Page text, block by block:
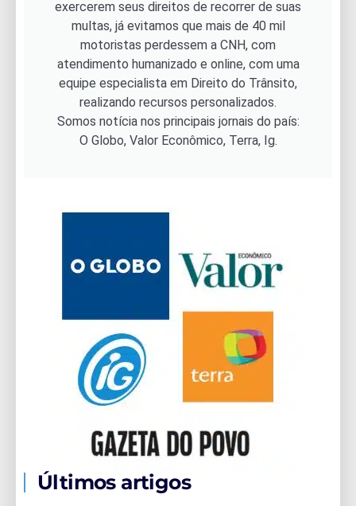
exercerem seus direitos de recorrer de suas
multas, já evitamos que mais de 40 mil
motoristas perdessem a CNH, com
atendimento humanizado e online, com uma
equipe especialista em Direito do Trânsito,
realizando recursos personalizados.
Somos notícia nos principais jornais do país:
O Globo, Valor Econômico, Terra, Ig.
Últimos artigos